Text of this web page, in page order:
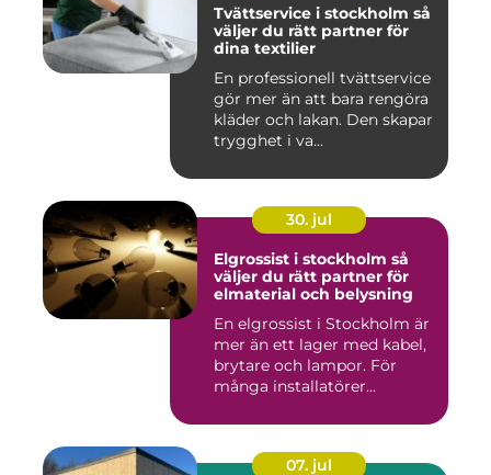
Tvättservice i stockholm så
väljer du rätt partner för
dina textilier
En professionell tvättservice
gör mer än att bara rengöra
kläder och lakan. Den skapar
trygghet i va...
30. jul
Elgrossist i stockholm så
väljer du rätt partner för
elmaterial och belysning
En elgrossist i Stockholm är
mer än ett lager med kabel,
brytare och lampor. För
många installatörer...
07. jul